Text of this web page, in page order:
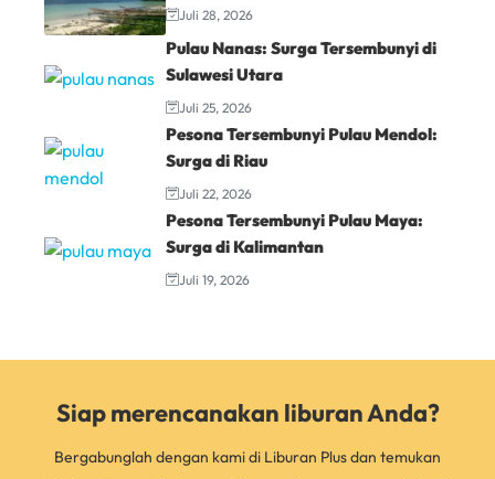
Juli 28, 2026
Pulau Nanas: Surga Tersembunyi di
Sulawesi Utara
Juli 25, 2026
Pesona Tersembunyi Pulau Mendol:
Surga di Riau
Juli 22, 2026
Pesona Tersembunyi Pulau Maya:
Surga di Kalimantan
Juli 19, 2026
Siap merencanakan liburan Anda?
Bergabunglah dengan kami di Liburan Plus dan temukan